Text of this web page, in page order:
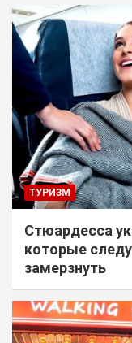
ТУРИЗМ
Стюардесса
которые
замерзнуть